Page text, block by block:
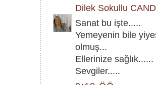
Dilek Sokullu
Sanat bu işte.....
Yemeyenin bile
olmuş...
Ellerinize sağlık......
Sevgiler.....